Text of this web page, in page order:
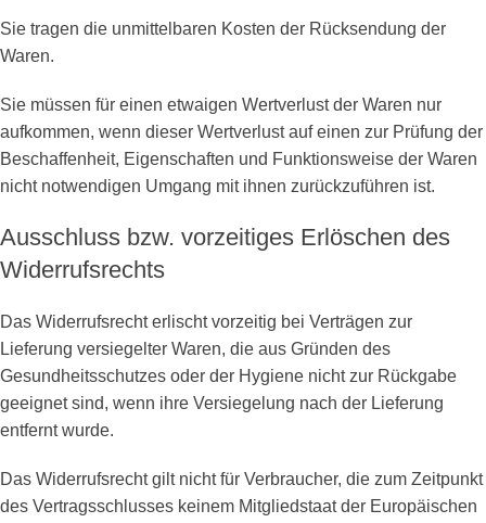
Sie tragen die unmittelbaren Kosten der Rücksendung der
Waren.
Sie müssen für einen etwaigen Wertverlust der Waren nur
aufkommen, wenn dieser Wertverlust auf einen zur Prüfung der
Beschaffenheit, Eigenschaften und Funktionsweise der Waren
nicht notwendigen Umgang mit ihnen zurückzuführen ist.
Ausschluss bzw. vorzeitiges Erlöschen des
Widerrufsrechts
Das Widerrufsrecht erlischt vorzeitig bei Verträgen zur
Lieferung versiegelter Waren, die aus Gründen des
Gesundheitsschutzes oder der Hygiene nicht zur Rückgabe
geeignet sind, wenn ihre Versiegelung nach der Lieferung
entfernt wurde.
Das Widerrufsrecht gilt nicht für Verbraucher, die zum Zeitpunkt
des Vertragsschlusses keinem Mitgliedstaat der Europäischen